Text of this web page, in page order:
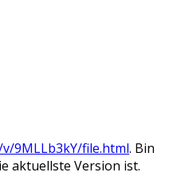
9MLLb3kY/file.html. Bin
aktuellste Version ist.